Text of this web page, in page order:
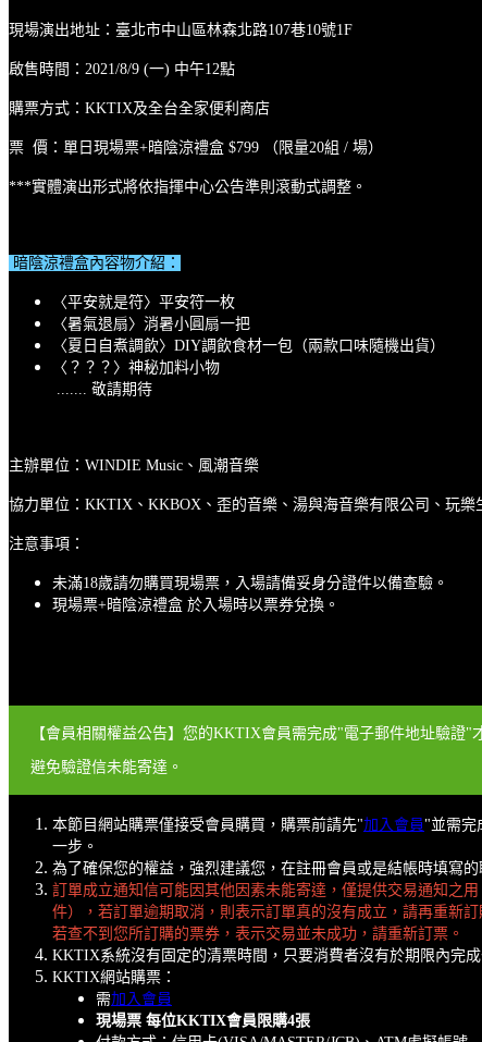
現場演出地址：臺北市中山區林森北路107巷10號1F
啟售時間：2021/8/9 (一) 中午12點
購票方式：KKTIX及全台全家便利商店
票 價：單日現場票+暗陰涼禮盒 $799 （限量20組 / 場）
***實體演出形式將依指揮中心公告準則滾動式調整。
暗陰涼禮盒內容物介紹：
〈平安就是符〉平安符一枚
〈暑氣退扇〉消暑小圓扇一把
〈夏日自煮調飲〉DIY調飲食材一包（兩款口味隨機出貨）
〈？？？〉神秘加料小物
....... 敬請期待
主辦單位：WINDIE Music、風潮音樂
協力單位：KKTIX、KKBOX、歪的音樂、湯與海音樂有限公司、玩
注意事項：
未滿18歲請勿購買現場票，入場請備妥身分證件以備查驗。
現場票+暗陰涼禮盒 於入場時以票券兌換。
【會員相關權益公告】您的KKTIX會員需完成"電子郵件地址驗證"
避免驗證信未能寄達。
本節目網站購票僅接受會員購買，購票前請先"加入會員 "並需完
一步。
為了確保您的權益，強烈建議您，在註冊會員或是結帳時填寫
訂單成立通知信可能因其他因素未能寄達，僅提供交易通知之
件），若訂單逾期取消，則表示訂單真的沒有成立，請再重新
若查不到您所訂購的票券，表示交易並未成功，請重新訂票。
KKTIX系統沒有固定的清票時間，只要消費者沒有於期限內完
KKTIX網站購票：
需加入會員
現場票 每位KKTIX會員限購4張